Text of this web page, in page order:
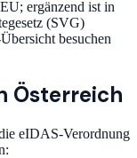
ergänzend ist in
(SVG)
besuchen
Österreich
eIDAS-Verordnung